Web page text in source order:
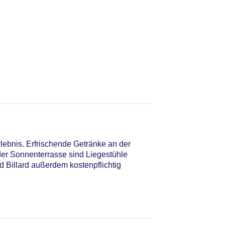
Erfrischende Getränke an der
Sonnenterrasse sind Liegestühle
Billard außerdem kostenpflichtig